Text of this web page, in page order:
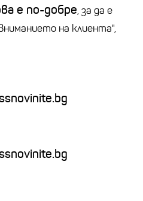
е по-добре, за да е
на клиента",